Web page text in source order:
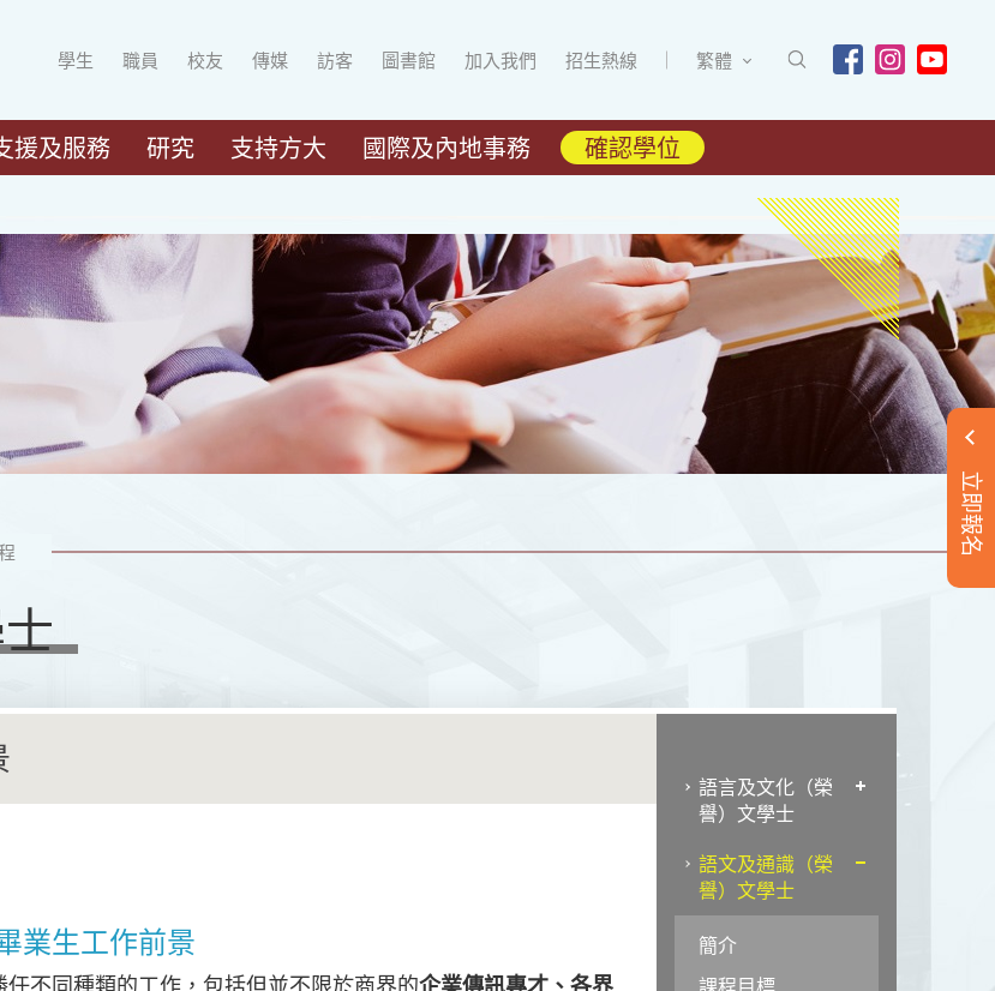
學生 職員 校友 傳媒 訪客 圖書館 加入我們 招生熱線 繁體
援及服務 研究 支持方大 國際及內地事務 確認學位
立即報名
業生工作前景
不同種類的工作，包括但並不限於商界的企業傳訊專才、各界
語言及文化（榮
譽）文學士
語文及通識（榮
譽）文學士
簡介
課程目標